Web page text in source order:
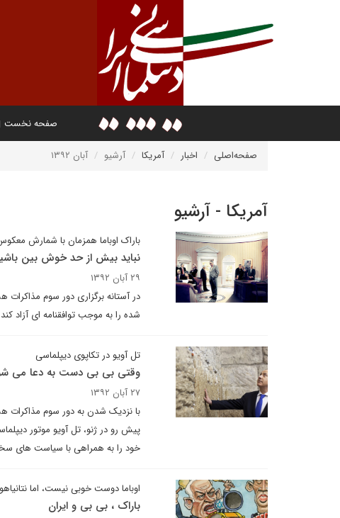
صفحه نخست
صفحه‌اصلی اخبار آمریکا آرشیو آبان ۱۳۹۲
آمریکا - آرشیو
باراک اوباما همزمان با شمارش معکوس
نباید بیش از حد خوش بین
۲۹ آبان ۱۳۹۲
شده را به موجب توافقنامه ای آزاد
تل آویو در تکاپوی دیپلماسی
وقتی بی بی دست به دعا می
۲۷ آبان ۱۳۹۲
پیش رو در ژنو، تل آویو موتور
خود را به همراهی با سیاست های
اوباما دوست خوبی نیست، اما
باراک ، بی بی و ایران